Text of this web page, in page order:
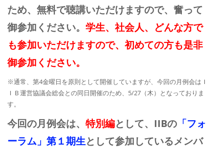
ため、無料で聴講いただけますので、奮って
御参加ください。 学生、社会人、どんな方で
も参加いただけますので、初めての方も是非
御参加ください。
※通常、第4金曜日を原則として開催していますが、今回の月例会はＩ
ＩＢ運営協議会総会との同日開催のため、5/27（木）となっておりま
す。
今回の月例会は、 特別編として、IIBの 「フォ
ーラム」第１期生として参加しているメンバ